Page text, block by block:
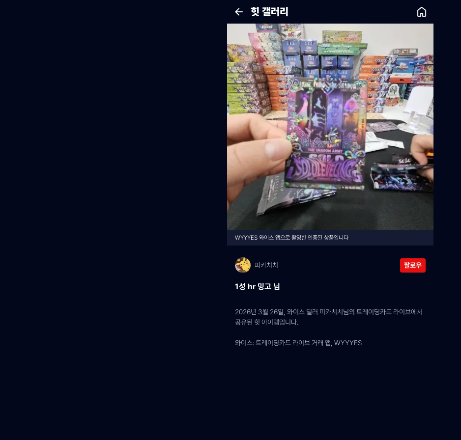
힛 갤러리
WYYYES 와이스 앱으로 촬영한 인증된 상품입니다
피카치치 팔로우
1성 hr 밍고 님
2026년 3월 26일, 와이스 딜러 피카치치님의 트레이딩카드 라이브에서
공유된 힛 아이템입니다.
와이스: 트레이딩카드 라이브 거래 앱, WYYYES